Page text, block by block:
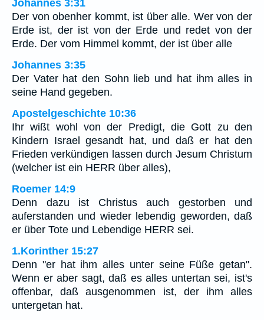
Johannes 3:31
Der von obenher kommt, ist über alle. Wer von der
Erde ist, der ist von der Erde und redet von der
Erde. Der vom Himmel kommt, der ist über alle
Johannes 3:35
Der Vater hat den Sohn lieb und hat ihm alles in
seine Hand gegeben.
Apostelgeschichte 10:36
Ihr wißt wohl von der Predigt, die Gott zu den
Kindern Israel gesandt hat, und daß er hat den
Frieden verkündigen lassen durch Jesum Christum
(welcher ist ein HERR über alles),
Roemer 14:9
Denn dazu ist Christus auch gestorben und
auferstanden und wieder lebendig geworden, daß
er über Tote und Lebendige HERR sei.
1.Korinther 15:27
Denn "er hat ihm alles unter seine Füße getan".
Wenn er aber sagt, daß es alles untertan sei, ist's
offenbar, daß ausgenommen ist, der ihm alles
untergetan hat.